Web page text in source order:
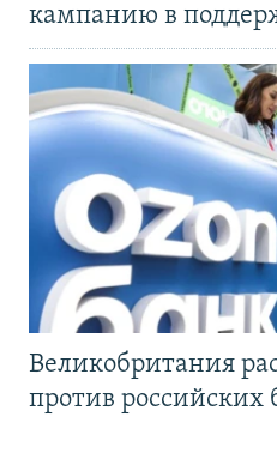
кампанию в
Великобритания
против российских